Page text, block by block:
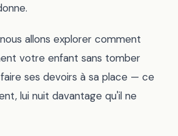
allons explorer comment
votre enfant sans tomber
ses devoirs à sa place — ce
lui nuit davantage qu'il ne